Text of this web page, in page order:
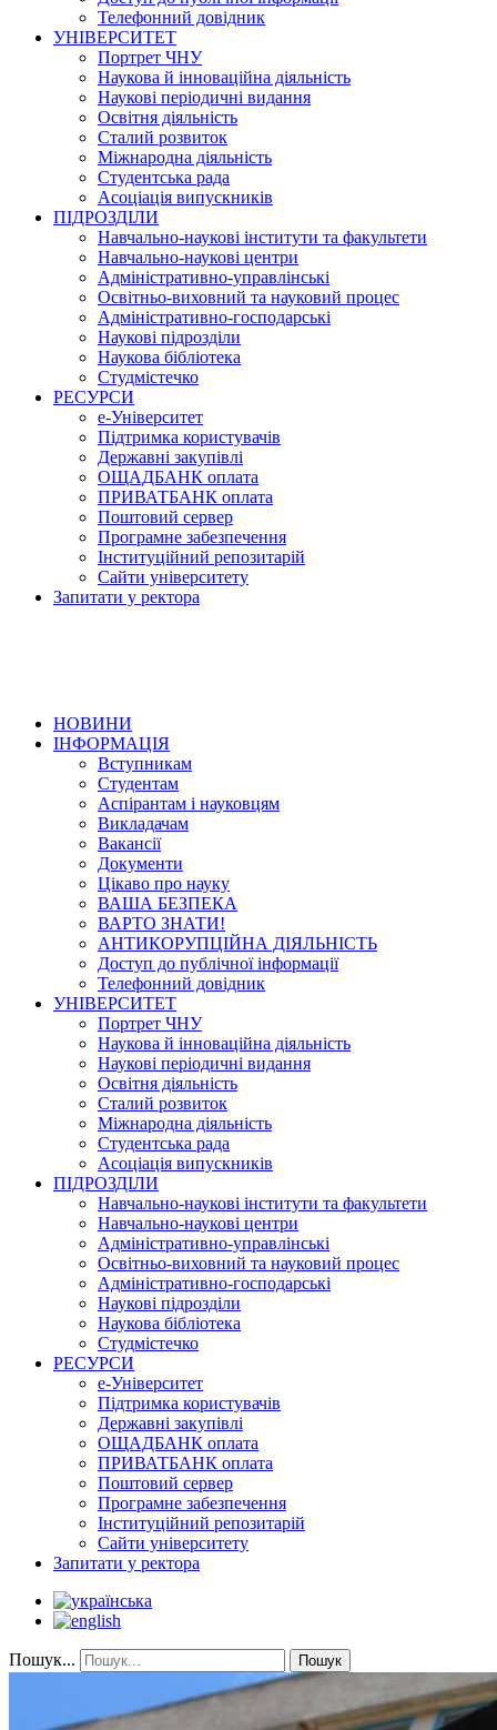
Телефонний довідник
УНІВЕРСИТЕТ
Портрет ЧНУ
Наукова й інноваційна діяльність
Наукові періодичні видання
Освітня діяльність
Сталий розвиток
Міжнародна діяльність
Студентська рада
Асоціація випускників
ПІДРОЗДІЛИ
Навчально-наукові інститути та факультети
Навчально-наукові центри
Адміністративно-управлінські
Освітньо-виховний та науковий процес
Адміністративно-господарські
Наукові підрозділи
Наукова бібліотека
Студмістечко
РЕСУРСИ
е-Університет
Підтримка користувачів
Державні закупівлі
ОЩАДБАНК оплата
ПРИВАТБАНК оплата
Поштовий сервер
Програмне забезпечення
Інституційний репозитарій
Сайти університету
Запитати у ректора
НОВИНИ
ІНФОРМАЦІЯ
Вступникам
Студентам
Аспірантам і науковцям
Викладачам
Вакансії
Документи
Цікаво про науку
ВАША БЕЗПЕКА
ВАРТО ЗНАТИ!
АНТИКОРУПЦІЙНА ДІЯЛЬНІСТЬ
Доступ до публічної інформації
Телефонний довідник
УНІВЕРСИТЕТ
Портрет ЧНУ
Наукова й інноваційна діяльність
Наукові періодичні видання
Освітня діяльність
Сталий розвиток
Міжнародна діяльність
Студентська рада
Асоціація випускників
ПІДРОЗДІЛИ
Навчально-наукові інститути та факультети
Навчально-наукові центри
Адміністративно-управлінські
Освітньо-виховний та науковий процес
Адміністративно-господарські
Наукові підрозділи
Наукова бібліотека
Студмістечко
РЕСУРСИ
е-Університет
Підтримка користувачів
Державні закупівлі
ОЩАДБАНК оплата
ПРИВАТБАНК оплата
Поштовий сервер
Програмне забезпечення
Інституційний репозитарій
Сайти університету
Запитати у ректора
Пошук... Пошук